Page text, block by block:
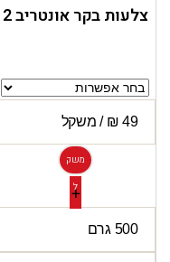
צלעות בקר אונטריב 2
משק
ל
+